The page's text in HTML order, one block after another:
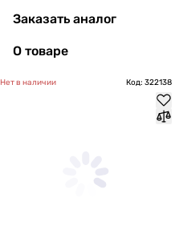
Заказать аналог
О товаре
Нет в наличии Код: 322138